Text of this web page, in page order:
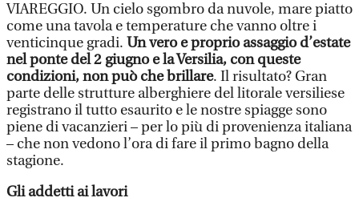
VIAREGGIO. Un cielo sgombro da nuvole, mare piatto
come una tavola e temperature che vanno oltre i
venticinque gradi. Un vero e proprio assaggio d’estate
nel ponte del 2 giugno e la Versilia, con queste
condizioni, non può che brillare. Il risultato? Gran
parte delle strutture alberghiere del litorale versiliese
registrano il tutto esaurito e le nostre spiagge sono
piene di vacanzieri – per lo più di provenienza italiana
– che non vedono l’ora di fare il primo bagno della
stagione.
Gli addetti ai lavori